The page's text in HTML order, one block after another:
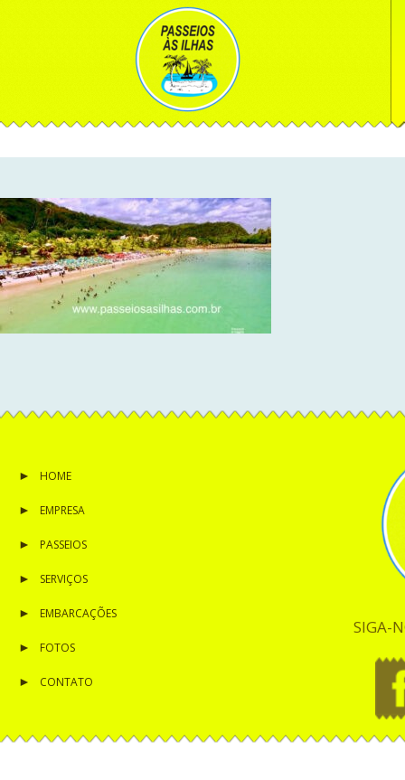
HOME
EMPRESA
PASSEIOS
SERVIÇOS
EMBARCAÇÕES
FOTOS
CONTATO
SIGA-